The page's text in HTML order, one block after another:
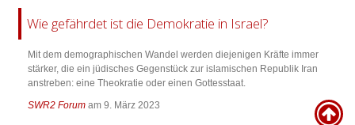
Wie gefährdet ist die Demokratie in Israel?
Mit dem demographischen Wandel werden diejenigen Kräfte immer
stärker, die ein jüdisches Gegenstück zur islamischen Republik Iran
anstreben: eine Theokratie oder einen Gottesstaat.
SWR2 Forum am 9. März 2023